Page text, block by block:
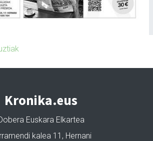
Kronika.eus
Euskara Elkartea
kalea 11, Hernani